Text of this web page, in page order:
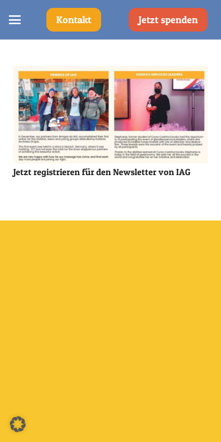
Kontakt Jetzt spenden
Jetzt registrieren für den Newsletter von IAG